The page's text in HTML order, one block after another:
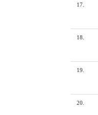
17
18
19
20